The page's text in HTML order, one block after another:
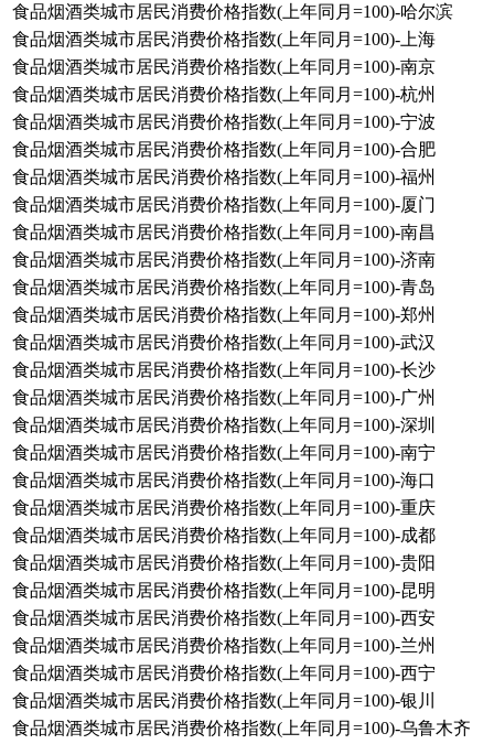
食品烟酒类城市居民消费价格指数(上年同月=100)-哈尔滨
食品烟酒类城市居民消费价格指数(上年同月=100)-上海
食品烟酒类城市居民消费价格指数(上年同月=100)-南京
食品烟酒类城市居民消费价格指数(上年同月=100)-杭州
食品烟酒类城市居民消费价格指数(上年同月=100)-宁波
食品烟酒类城市居民消费价格指数(上年同月=100)-合肥
食品烟酒类城市居民消费价格指数(上年同月=100)-福州
食品烟酒类城市居民消费价格指数(上年同月=100)-厦门
食品烟酒类城市居民消费价格指数(上年同月=100)-南昌
食品烟酒类城市居民消费价格指数(上年同月=100)-济南
食品烟酒类城市居民消费价格指数(上年同月=100)-青岛
食品烟酒类城市居民消费价格指数(上年同月=100)-郑州
食品烟酒类城市居民消费价格指数(上年同月=100)-武汉
食品烟酒类城市居民消费价格指数(上年同月=100)-长沙
食品烟酒类城市居民消费价格指数(上年同月=100)-广州
食品烟酒类城市居民消费价格指数(上年同月=100)-深圳
食品烟酒类城市居民消费价格指数(上年同月=100)-南宁
食品烟酒类城市居民消费价格指数(上年同月=100)-海口
食品烟酒类城市居民消费价格指数(上年同月=100)-重庆
食品烟酒类城市居民消费价格指数(上年同月=100)-成都
食品烟酒类城市居民消费价格指数(上年同月=100)-贵阳
食品烟酒类城市居民消费价格指数(上年同月=100)-昆明
食品烟酒类城市居民消费价格指数(上年同月=100)-西安
食品烟酒类城市居民消费价格指数(上年同月=100)-兰州
食品烟酒类城市居民消费价格指数(上年同月=100)-西宁
食品烟酒类城市居民消费价格指数(上年同月=100)-银川
食品烟酒类城市居民消费价格指数(上年同月=100)-乌鲁木齐